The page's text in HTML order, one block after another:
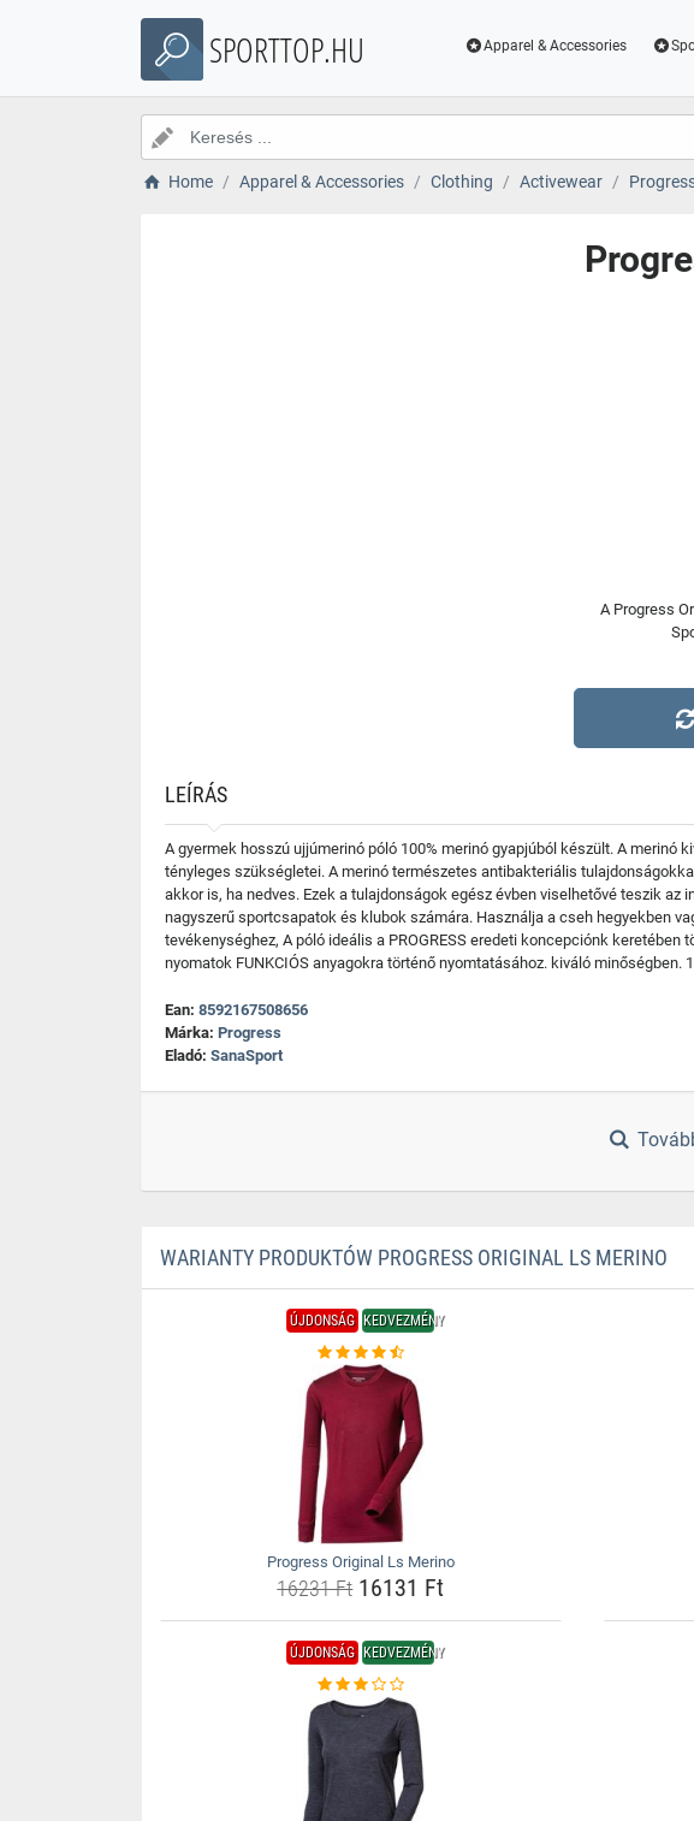
SPORTTOP.HU Apparel & Accessories
Home Apparel & Accessories Clothing Activewear
A Progress
LEÍRÁS
A gyermek hosszú ujjúmerinó póló 100% merinó gyapjúból készült. A
tényleges szükségletei. A merinó természetes antibakteriális
akkor is, ha nedves. Ezek a tulajdonságok egész évben viselhetővé teszik
nagyszerű sportcsapatok és klubok számára. Használja a cseh hegyekben
tevékenységhez, A póló ideális a PROGRESS eredeti koncepciónk
nyomatok FUNKCIÓS anyagokra történő nyomtatásához. kiváló minőségben.
Ean: 8592167508656
Márka: Progress
Eladó: SanaSport
WARIANTY PRODUKTÓW PROGRESS ORIGINAL LS MERINO
ÚJDONSÁG KEDVEZMÉNY
Progress Original Ls Merino
16231 Ft16131 Ft
ÚJDONSÁG KEDVEZMÉNY